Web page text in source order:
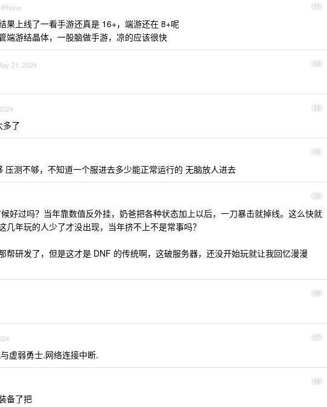
11
果上线了一看手游还真是 16+，端游还在 8+呢
端游结晶体，一股脑做手游，凉的应该很快
12
21, 2024
13
多了
14
压测不够，不知道一个服进去多少能正常运行的 无脑放人进去
15
好过吗？当年靠数值反外挂，奶爸把各种状态加上以后，一刀暴击就掉线。这么快就
几年玩的人少了才没出现，当年挤不上不是常事吗？
帮研发了，但是这才是 DNF 的传统啊，这破服务器，还没开始玩就让我回忆漫漫
16
17
虚弱勇士.网络连接中断.
18
备了把